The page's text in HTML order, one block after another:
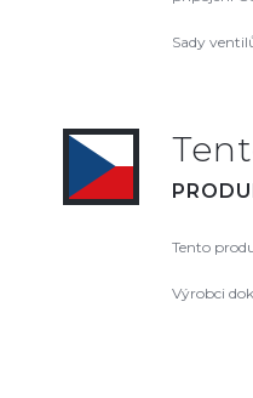
Sady
Tento
Výrobci